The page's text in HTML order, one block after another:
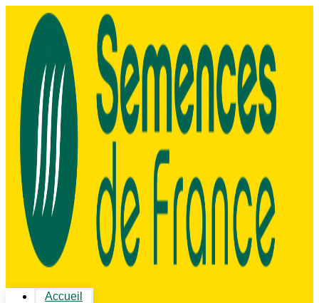
Accueil